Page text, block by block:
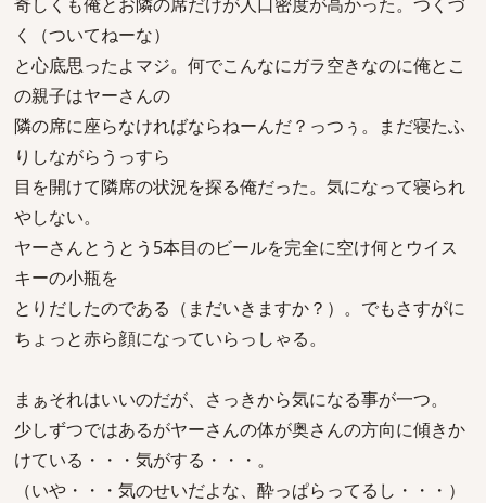
く（ついてねーな）
と心底思ったよマジ。何でこんなにガラ空きなのに俺とこ
の親子はヤーさんの
隣の席に座らなければならねーんだ？っつぅ。まだ寝たふ
りしながらうっすら
目を開けて隣席の状況を探る俺だった。気になって寝られ
やしない。
ヤーさんとうとう5本目のビールを完全に空け何とウイス
キーの小瓶を
とりだしたのである（まだいきますか？）。でもさすがに
ちょっと赤ら顔になっていらっしゃる。
まぁそれはいいのだが、さっきから気になる事が一つ。
少しずつではあるがヤーさんの体が奥さんの方向に傾きか
けている・・・気がする・・・。
（いや・・・気のせいだよな、酔っぱらってるし・・・）